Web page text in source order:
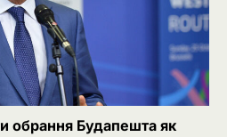
обрання Будапешта як
уточнила правила безпеки
судноплавства в
морі
безпілотники помітили
базою Німеччини,
Patriot